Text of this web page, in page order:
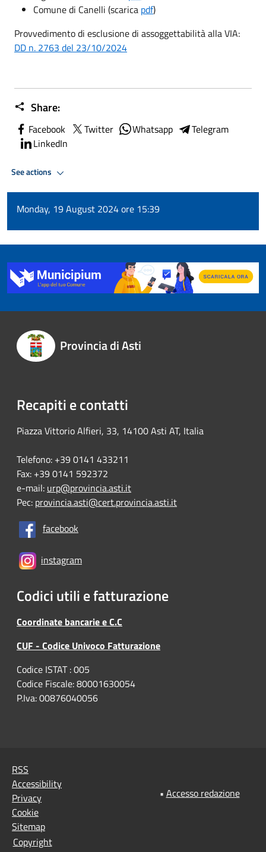
Comune di Canelli (scarica pdf)
Provvedimento di esclusione di assoggettabilità alla VIA:
DD n. 2763 del 23/10/2024
Share:
Facebook Twitter Whatsapp
Telegram
LinkedIn
See actions
Monday, 19 August 2024 ore 15:39
Provincia di Asti
Recapiti e contatti
Piazza Vittorio Alfieri, 33, 14100 Asti AT, Italia
Telefono: +39 0141 433211
Fax: +39 0141 592372
e-mail: urp@provincia.asti.it
Pec: provincia.asti@cert.provincia.asti.it
facebook
instagram
Codici utili e fatturazione
Coordinate bancarie e C.C
CUF - Codice Univoco Fatturazione
Codice ISTAT : 005
Codice Fiscale: 80001630054
P.Iva: 00876040056
RSS
Accessibility
Privacy
Cookie
Sitemap
Copyright
• Accesso redazione